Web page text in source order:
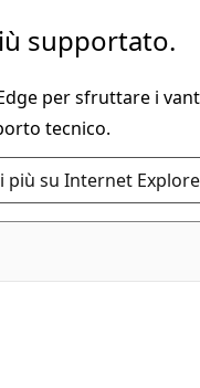
supportato.
per sfruttare i
tecnico.
più su Internet